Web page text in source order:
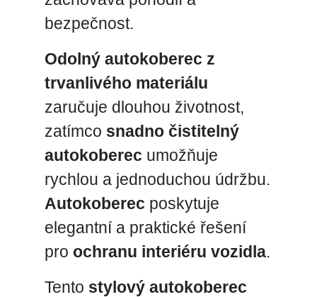
bezpečnost.
Odolný autokoberec z
trvanlivého materiálu
zaručuje dlouhou životnost,
zatímco snadno čistitelný
autokoberec umožňuje
rychlou a jednoduchou údržbu.
Autokoberec poskytuje
elegantní a praktické řešení
pro ochranu interiéru vozidla.
Tento stylový autokoberec